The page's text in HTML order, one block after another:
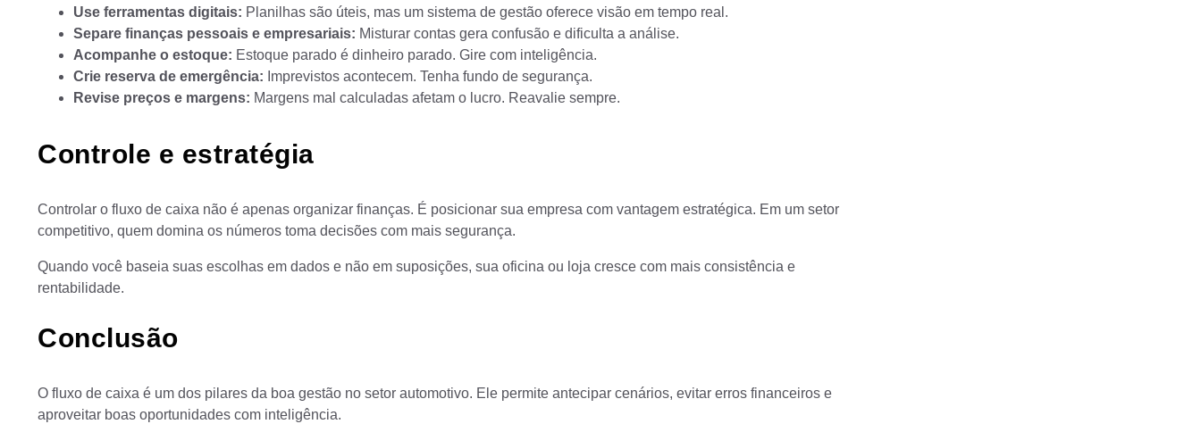
Use ferramentas digitais: Planilhas são úteis, mas um sistema de gestão oferece visão em tempo real.
Separe finanças pessoais e empresariais: Misturar contas gera confusão e dificulta a análise.
Acompanhe o estoque: Estoque parado é dinheiro parado. Gire com inteligência.
Crie reserva de emergência: Imprevistos acontecem. Tenha fundo de segurança.
Revise preços e margens: Margens mal calculadas afetam o lucro. Reavalie sempre.
Controle e estratégia
Controlar o fluxo de caixa não é apenas organizar finanças. É posicionar sua empresa com vantagem estratégica. Em um setor
competitivo, quem domina os números toma decisões com mais segurança.
Quando você baseia suas escolhas em dados e não em suposições, sua oficina ou loja cresce com mais consistência e
rentabilidade.
Conclusão
O fluxo de caixa é um dos pilares da boa gestão no setor automotivo. Ele permite antecipar cenários, evitar erros financeiros e
aproveitar boas oportunidades com inteligência.